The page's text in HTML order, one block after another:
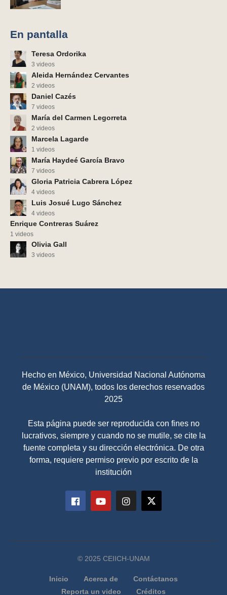
En pantalla
Teresa Ordorika
3 videos
Aleida Hernández Cervantes
2 videos
Daniel Cazés
7 videos
María del Carmen Legorreta
2 videos
Marcela Lagarde
1 videos
María Haydeé García Bravo
7 videos
Gloria Patricia Cabrera López
4 videos
Luis Josué Lugo Sánchez
4 videos
Enrique Contreras Suárez
1 videos
Olivia Gall
3 videos
Hecho en México, Universidad Nacional Autónoma
de México (UNAM), todos los derechos reservados
2025
Esta página puede ser reproducida con fines no
lucrativos, siempre y cuando no se mutile, se cite la
fuente completa y su dirección electrónica. De otra
forma, requiere permiso previo por escrito de la
institución
© 2025 CEIICH-UNAM
Inicio Acerca de
Contáctanos
Reporta un video
Créditos